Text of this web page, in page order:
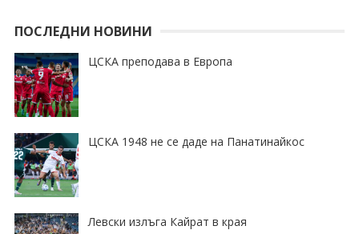
ПОСЛЕДНИ НОВИНИ
ЦСКА преподава в Европа
ЦСКА 1948 не се даде на Панатинайкос
Левски излъга Кайрат в края